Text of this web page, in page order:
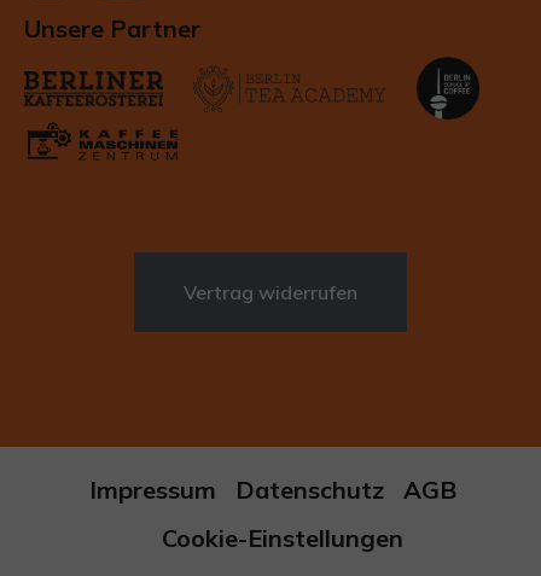
Unsere Partner
Vertrag widerrufen
Impressum Datenschutz
AGB
Cookie-Einstellungen